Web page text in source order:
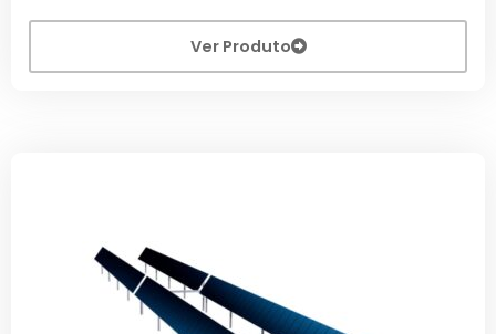
Ver Produto